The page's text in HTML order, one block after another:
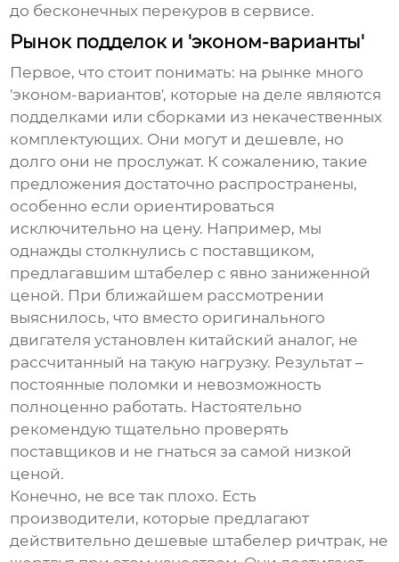
до бесконечных перекуров в сервисе.
Рынок подделок и 'эконом-варианты'
Первое, что стоит понимать: на рынке много
'эконом-вариантов', которые на деле являются
подделками или сборками из некачественных
комплектующих. Они могут и дешевле, но
долго они не прослужат. К сожалению, такие
предложения достаточно распространены,
особенно если ориентироваться
исключительно на цену. Например, мы
однажды столкнулись с поставщиком,
предлагавшим штабелер с явно заниженной
ценой. При ближайшем рассмотрении
выяснилось, что вместо оригинального
двигателя установлен китайский аналог, не
рассчитанный на такую нагрузку. Результат –
постоянные поломки и невозможность
полноценно работать. Настоятельно
рекомендую тщательно проверять
поставщиков и не гнаться за самой низкой
ценой.
Конечно, не все так плохо. Есть
производители, которые предлагают
действительно дешевые штабелер ричтрак, не